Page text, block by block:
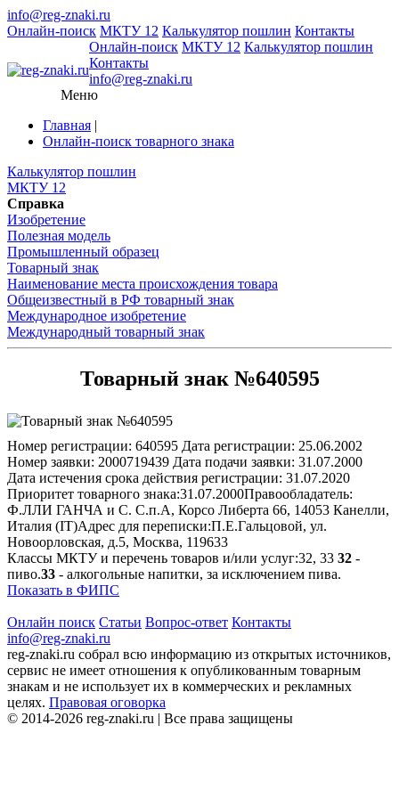
info@reg-znaki.ru
Онлайн-поиск МКТУ 12 Калькулятор пошлин Контакты
Онлайн-поиск МКТУ 12 Калькулятор пошлин
Контакты
info@reg-znaki.ru
Меню
Главная |
Онлайн-поиск товарного знака
Калькулятор пошлин
МКТУ 12
Справка
Изобретение
Полезная модель
Промышленный образец
Товарный знак
Наименование места происхождения товара
Общеизвестный в РФ товарный знак
Международное изобретение
Международный товарный знак
Товарный знак №640595
Номер регистрации: 640595 Дата регистрации: 25.06.2002
Номер заявки: 2000719439 Дата подачи заявки: 31.07.2000
Дата истечения срока действия регистрации: 31.07.2020
Приоритет товарного знака:31.07.2000Правообладатель:
Ф.ЛЛИ ГАНЧА и С. С.п.А, Корсо Либерта 66, 14053 Канелли,
Италия (IT)Адрес для переписки:П.Е.Гальцовой, ул.
Новоорловская, д.5, Москва, 119633
Классы МКТУ и перечень товаров и/или услуг:32, 33 32 -
пиво.33 - алкогольные напитки, за исключением пива.
Показать в ФИПС
Онлайн поиск Статьи Вопрос-ответ Контакты
info@reg-znaki.ru
reg-znaki.ru собрал всю информацию из открытых источников,
сервис не имеет отношения к опубликованным товарным
знакам и не использует их в коммерческих и рекламных
целях. Правовая оговорка
© 2014-2026 reg-znaki.ru | Все права защищены